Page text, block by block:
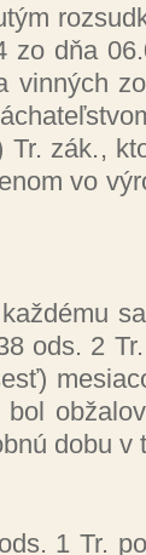
zo dňa
vin­ných
Tr. zák.,
vo
ods. 2
do­bu v
1 Tr.